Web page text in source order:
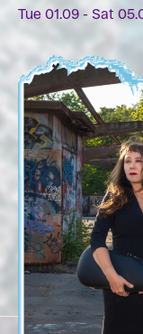
Tue 01.09 - Sat